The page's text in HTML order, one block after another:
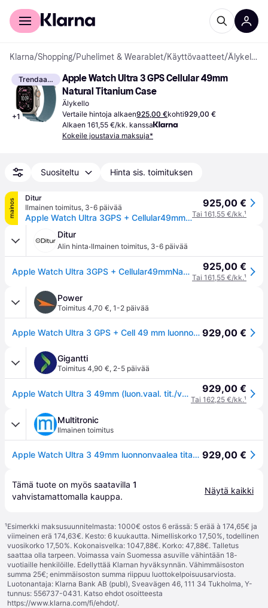
Kuluttajille
Klarna/Shopping/Puhelimet & Wearablet/Käyttövaatteet/ Älykellot
Trendaava
+1
Apple Watch Ultra 3 GPS Cellular 49mm
Natural Titanium Case
Älykello
Vertaile hintoja alkaen925,00 €kohti929,00 €
Alkaen 161,55 €/kk. kanssa
Kokeile joustavia maksuja*
Suositeltu Hinta sis. toimituksen
mainos
Ditur
Ilmainen toimitus, 3-6 päivää
Apple Watch Ultra 3GPS + Cellular49mmNatural Titanium Light Blue Alpine Loop Small MEWK4 - Unisex - 49 mm - Älykello - Kvartsi laturilla
925,00 €
Tai 161,55 €/kk.¹
Ditur
Alin hinta·Ilmainen toimitus, 3-6 päivää
Apple Watch Ultra 3GPS + Cellular49mmNatural Titanium Light Blue Alpine Loop Small MEWK4 - Unisex - 49 mm - Älykello - Kvartsi laturilla 925,00 €
Tai 161,55 €/kk.¹
Power
Toimitus 4,70 €, 1-2 päivää
Apple Watch Ultra 3 GPS + Cell 49 mm luonnonvaalea titan, vaaleansininen alpine-ranneke - M 929,00 €
Gigantti
Toimitus 4,90 €, 2-5 päivää
Apple Watch Ultra 3 49mm (luon.vaal. tit./vaaleansin. Alpine ran.) M 929,00 €
Tai 162,25 €/kk.¹
Multitronic
Ilmainen toimitus
Apple Watch Ultra 3 49mm luonnonvaalea titaanikuori ja vaaleansininen Alpine-ranneke (pieni) 929,00 €
Tämä tuote on myös saatavilla 1
vahvistamattomalla kauppa.
Näytä kaikki
¹Esimerkki maksusuunnitelmasta: 1000€ ostos 6 erässä: 5 erää à 174,65€ ja
viimeinen erä 174,63€. Kesto: 6 kuukautta. Nimelliskorko 17,50%, todellinen
vuosikorko 17,50%. Kokonaisvelka: 1047,88€. Korko: 47,88€. Talletus
saattaa olla tarpeen. Voimassa vain Suomessa asuville vähintään 18-
vuotiaille henkilöille. Edellyttää Klarnan hyväksynnän. Vähimmäisoston
summa 25€; enimmäisoston summa riippuu luottokelpoisuusarviosta.
Luotonantaja: Klarna Bank AB (publ), Sveavägen 46, 111 34 Tukholma, Y-
tunnus: 556737-0431. Katso ehdot osoitteesta
https://www.klarna.com/fi/ehdot/.